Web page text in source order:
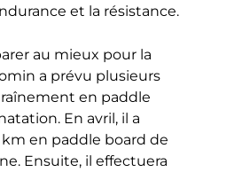
et la résistance.
au mieux pour la
a prévu plusieurs
en paddle
En avril, il a
en paddle board de
Ensuite, il effectuera